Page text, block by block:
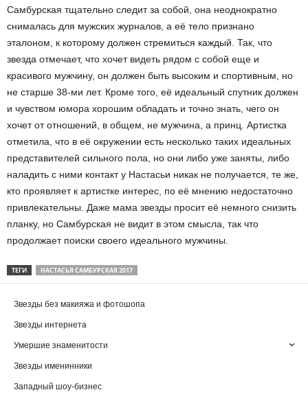
Самбурская тщательно следит за собой, она неоднократно
снималась для мужских журналов, а её тело признано
эталоном, к которому должен стремиться каждый. Так, что
звезда отмечает, что хочет видеть рядом с собой еще и
красивого мужчину, он должен быть высоким и спортивным, но
не старше 38-ми лет. Кроме того, её идеальный спутник должен
и чувством юмора хорошим обладать и точно знать, чего он
хочет от отношений, в общем, не мужчина, а принц. Артистка
отметила, что в её окружении есть несколько таких идеальных
представителей сильного пола, но они либо уже заняты, либо
наладить с ними контакт у Настасьи никак не получается, те же,
кто проявляет к артистке интерес, по её мнению недостаточно
привлекательны. Даже мама звезды просит её немного снизить
планку, но Самбурская не видит в этом смысла, так что
продолжает поиски своего идеального мужчины.
ТЕГИ НАСТАСЬЯ САМБУРСКАЯ 2017
Звезды без макияжа и фотошопа
Звезды интернета
Умершие знаменитости
Звезды именинники
Западный шоу-бизнес